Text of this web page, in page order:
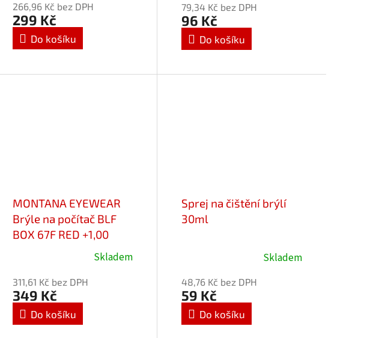
produktu
je
5,0
266,96 Kč bez DPH
299 Kč
Do košíku
produktu
je
5,0
z
79,34 Kč bez DPH
96 Kč
Do košíku
MONTANA EYEWEAR
Brýle na počítač BLF
BOX 67F RED +1,00
produktu
je
5,0
z
Skladem
311,61 Kč bez DPH
349 Kč
Do košíku
Sprej na čištění brýlí
30ml
produktu
je
5,0
z
Skladem
48,76 Kč bez DPH
59 Kč
Do košíku